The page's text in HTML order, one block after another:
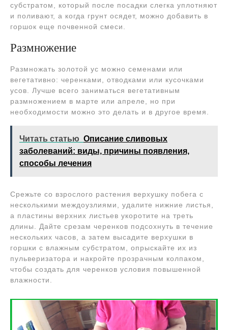
субстратом, который после посадки слегка уплотняют
и поливают, а когда грунт осядет, можно добавить в
горшок еще почвенной смеси.
Размножение
Размножать золотой ус можно семенами или
вегетативно: черенками, отводками или кусочками
усов. Лучше всего заниматься вегетативным
размножением в марте или апреле, но при
необходимости можно это делать и в другое время.
Читать статью Описание сливовых
заболеваний: виды, причины появления,
способы лечения
Срежьте со взрослого растения верхушку побега с
несколькими междоузлиями, удалите нижние листья,
а пластины верхних листьев укоротите на треть
длины. Дайте срезам черенков подсохнуть в течение
нескольких часов, а затем высадите верхушки в
горшки с влажным субстратом, опрыскайте их из
пульверизатора и накройте прозрачным колпаком,
чтобы создать для черенков условия повышенной
влажности.